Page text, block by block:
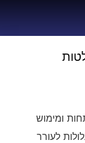
ומימוש
לעורר